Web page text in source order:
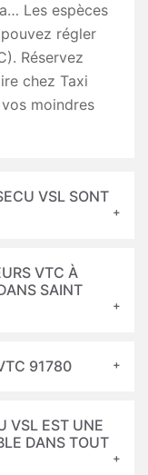
Les espèces
régler
Réservez
chez Taxi
moindres
VSL SONT
VTC À
SAINT
91780
VSL EST UNE
DANS TOUT